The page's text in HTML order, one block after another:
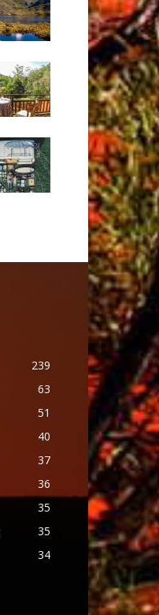
239
63
51
40
37
36
35
35
34